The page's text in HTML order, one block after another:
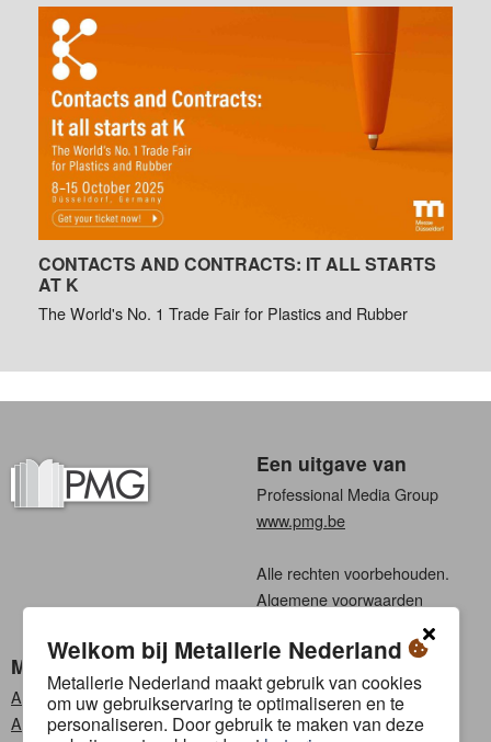
CONTACTS AND CONTRACTS: IT ALL STARTS
AT K
The World's No. 1 Trade Fair for Plastics and Rubber
Een uitgave van
Professional Media Group
www.pmg.be
Alle rechten voorbehouden.
Algemene voorwaarden
Metallerie Nederland
Abonneren
Adverteren
Kies een taal
Nederlands
Frans
Welkom bij Metallerie Nederland
Metallerie Nederland maakt gebruik van cookies
om uw gebruikservaring te optimaliseren en te
personaliseren. Door gebruik te maken van deze